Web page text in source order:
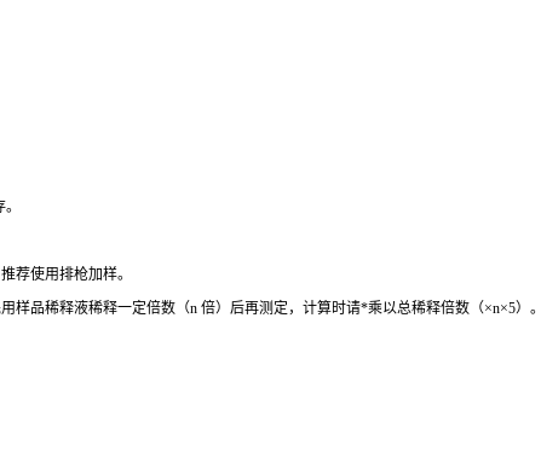
荐使用排枪加样。
样品稀释液稀释一定倍数（n 倍）后再测定，计算时请*乘以总稀释倍数（×n×5）。